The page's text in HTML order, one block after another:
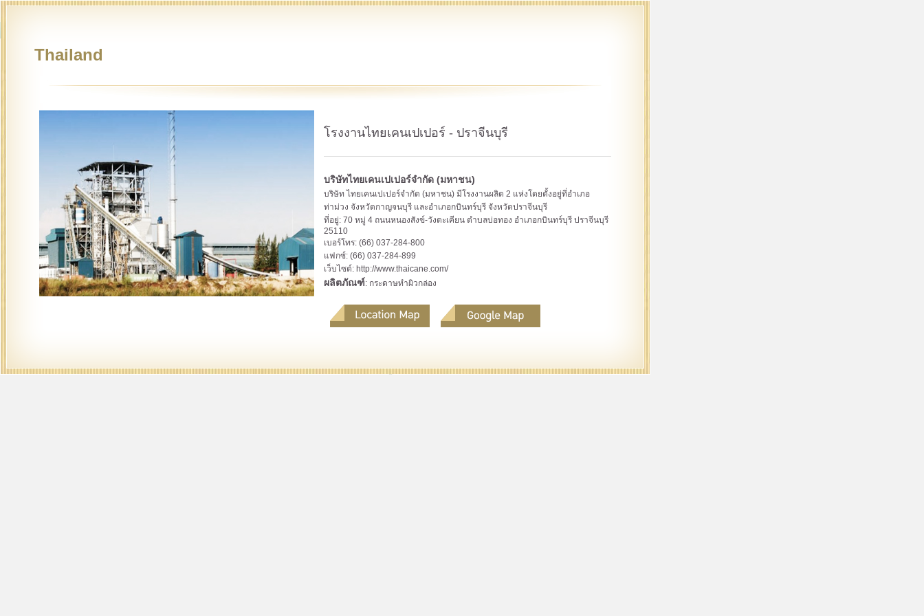
Thailand
โรงงานไทยเคนเปเปอร์ - ปราจีนบุรี
บริษัทไทยเคนเปเปอร์จํากัด (มหาชน)
บริษัท ไทยเคนเปเปอร์จํากัด (มหาชน) มีโรงงานผลิต 2 แห่งโดยตั้งอยู่ที่อําเภอ
ท่าม่วง จังหวัดกาญจนบุรี และอําเภอกบินทร์บุรี จังหวัดปราจีนบุรี
ที่อยู่: 70 หมู่ 4 ถนนหนองสังข์-วังตะเคียน ตําบลบ่อทอง อําเภอกบินทร์บุรี ปราจีนบุรี
25110
เบอร์โทร: (66) 037-284-800
แฟกซ์: (66) 037-284-899
เว็บไซต์: http://www.thaicane.com/
ผลิตภัณฑ์: กระดาษทําผิวกล่อง